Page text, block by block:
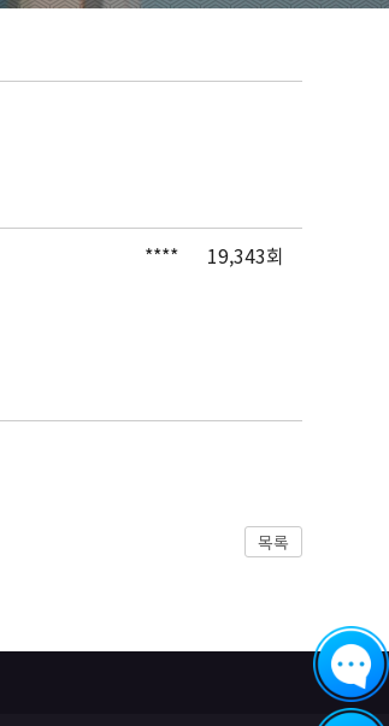
****
19,343회
목록